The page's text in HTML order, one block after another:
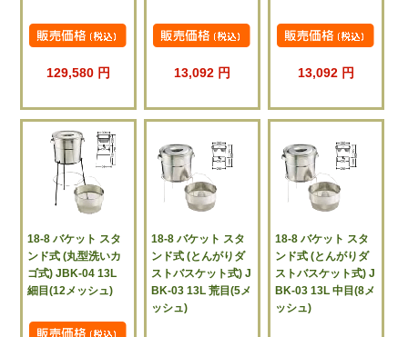
129,580 円 13,092 円 13,092 円
18-8 バケット スタ
ンド式 (丸型洗いカ
ゴ式) JBK-04 13L
細目(12メッシュ)
18-8 バケット スタ
ンド式 (とんがりダ
ストバスケット式) J
BK-03 13L 荒目(5メ
ッシュ)
18-8 バケット スタ
ンド式 (とんがりダ
ストバスケット式) J
BK-03 13L 中目(8メ
ッシュ)